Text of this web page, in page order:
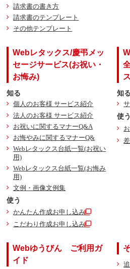
請求書の書き方
請求書のテンプレート
その他テンプレート
Webレタックス/慶弔メッ
セージサービス(お祝い・
お悔み)
知る
個人のお客様 サービス紹介
法人のお客様 サービス紹介
お祝いに関するマナーQ&A
お悔やみに関するマナーQ&
Webレタックス台紙一覧(お祝い
用)
Webレタックス台紙一覧(お悔み
用)
文例・画像文例集
使う
かんたん作成お申し込み
こだわり作成お申し込み
ス
知る
使う
Webゆうびん ご利用ガ
イド